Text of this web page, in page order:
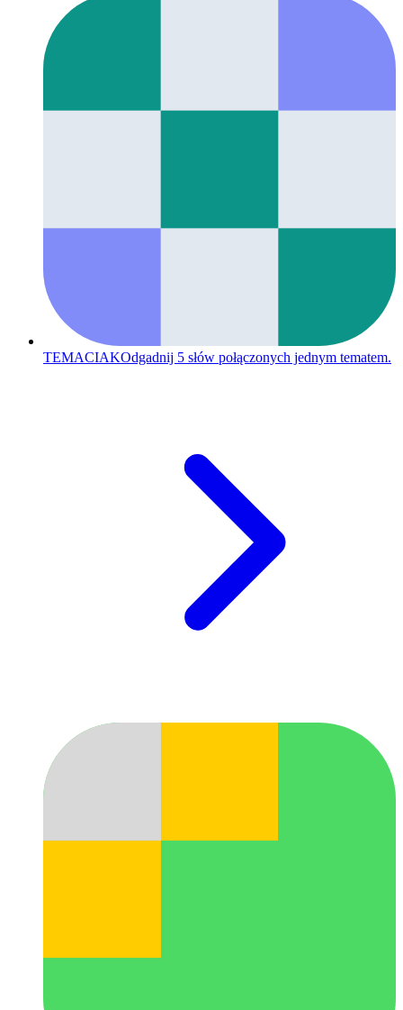
TEMACIAKOdgadnij 5 słów połączonych jednym tematem.